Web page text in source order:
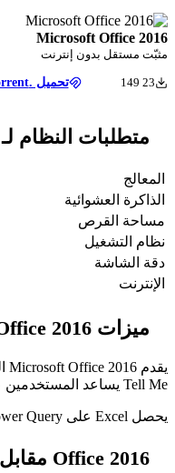
Microsoft Office 2016
مثبّت مستقل بدون إنترنت
23 149 تحميل .torrent
متطلبات النظام لـ Microsoft Office 2016
المعالج
الذاكرة العشوائية
مساحة القرص
نظام التشغيل
دقة الشاشة
الإنترنت
ميزات Microsoft Office 2016
Tell Me يساعد المستخدمين على اكتشاف الميزات من خلال البحث باللغة الطبيعية.
يحصل Excel على Power Query لتحويل البيانات وأنواع رسوم بيانية جديدة وأدوات التنبؤ. يقدم PowerPoint انتقالات Morph واقتراحات Designer. يضيف Outlook صندوق وارد محدد لإدارة بريد إلكتروني أفضل.
Office 2016 مقابل Office 2013 — أي منهما تختار؟